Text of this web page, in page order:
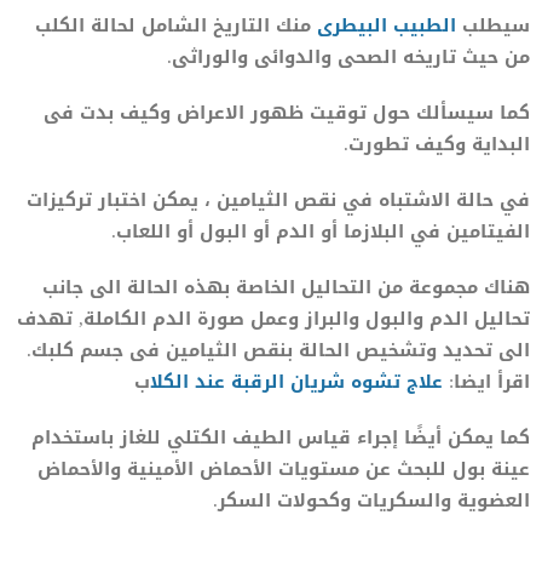
سيطلب الطبيب البيطرى منك التاريخ الشامل لحالة الكلب
من حيث تاريخه الصحى والدوائى والوراثى.
كما سيسألك حول توقيت ظهور الاعراض وكيف بدت فى
البداية وكيف تطورت.
في حالة الاشتباه في نقص الثيامين ، يمكن اختبار تركيزات
الفيتامين في البلازما أو الدم أو البول أو اللعاب.
هناك مجموعة من التحاليل الخاصة بهذه الحالة الى جانب
تحاليل الدم والبول والبراز وعمل صورة الدم الكاملة, تهدف
الى تحديد وتشخيص الحالة بنقص الثيامين فى جسم كلبك.
اقرأ ايضا: علاج تشوه شريان الرقبة عند الكلاب
كما يمكن أيضًا إجراء قياس الطيف الكتلي للغاز باستخدام
عينة بول للبحث عن مستويات الأحماض الأمينية والأحماض
العضوية والسكريات وكحولات السكر.